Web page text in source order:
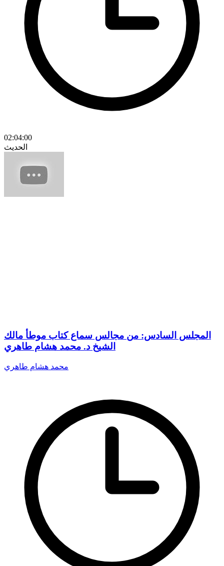
02:04:00
الحديث
المجلس السادس: من مجالس سماع كتاب موطأ مالك
الشيخ د. محمد هشام طاهري
محمد هشام طاهري